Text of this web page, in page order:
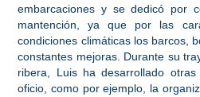
embarcaciones y se dedicó por
mantención, ya que por las
condiciones climáticas los barcos,
constantes mejoras. Durante su
ribera, Luis ha desarrollado
oficio, como por ejemplo, la